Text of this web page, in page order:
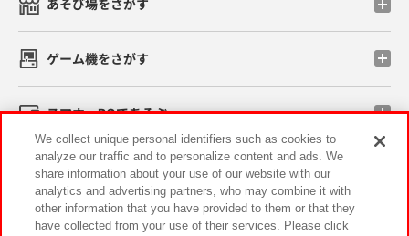
あそび場をさがす
ゲーム機をさがす
スマホ・PCであそぶ
イベント・キャンペーン
We collect unique personal identifiers such as cookies to
analyze our traffic and to personalize content and ads. We
share information about your use of our website with our
analytics and advertising partners, who may combine it with
other information that you have provided to them or that they
have collected from your use of their services. Please click